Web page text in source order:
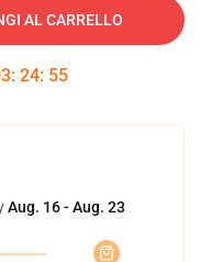
AL CARRELLO
: 24: 54
Aug. 16 - Aug. 23